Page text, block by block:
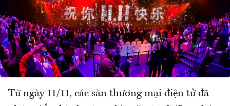
Từ ngày 11/11, các sàn thương mại điện tử đã